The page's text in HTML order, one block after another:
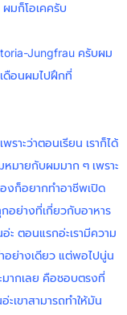
ผมก็โอเคครับ
Jungfrau ครับผม
ดือนผมไปฝึกที่
ราะว่าตอนเรียน เราก็ได้
หมายกับผมมาก ๆ เพราะ
องก็อยากทำอาชีพเปิด
อย่างที่เกี่ยวกับอาหาร
ตอนแรกอ่ะเรามีความ
อย่างเดียว แต่พอไปนู่น
ะมากเลย คือชอบตรงที่
เขาสามารถทำให้มัน